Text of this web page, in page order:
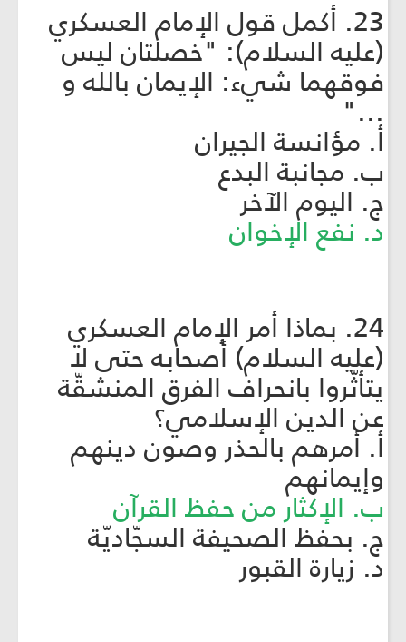
23. أكمل قول الإمام العسكري
(عليه السلام): "خصلتان ليس
فوقهما شيء: الإيمان بالله و
..."
أ. مؤانسة الجيران
ب. مجانبة البدع
ج. اليوم الآخر
د. نفع الإخوان
24. بماذا أمر الإمام العسكري
(عليه السلام) أصحابه حتى لا
يتأثّروا بانحراف الفرق المنشقّة
عن الدين الإسلامي؟
أ. أمرهم بالحذر وصون دينهم
وإيمانهم
ب. الإكثار من حفظ القرآن
ج. بحفظ الصحيفة السجّاديّة
د. زيارة القبور